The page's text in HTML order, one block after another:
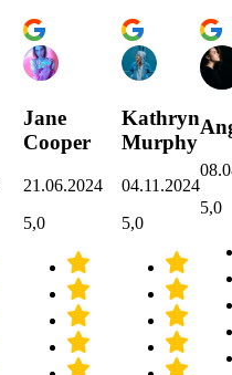
Jane
Cooper
21.06.2024
5,0
Kathryn
Murphy
04.11.2024
5,0
5,0